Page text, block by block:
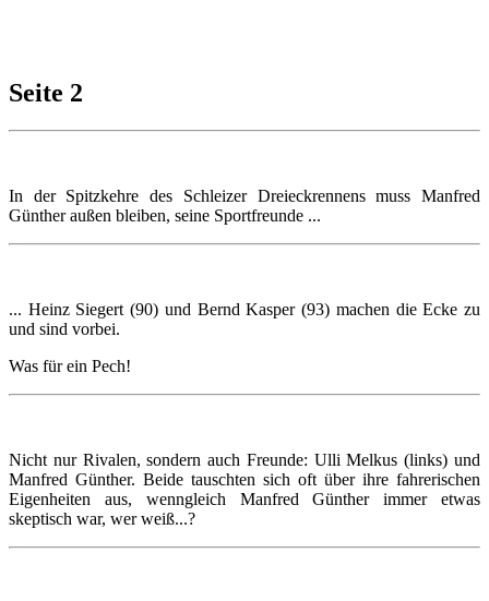
Seite 2
In der Spitzkehre des Schleizer Dreieckrennens muss Manfred
Günther außen bleiben, seine Sportfreunde ...
... Heinz Siegert (90) und Bernd Kasper (93) machen die Ecke zu
und sind vorbei.
Was für ein Pech!
Nicht nur Rivalen, sondern auch Freunde: Ulli Melkus (links) und
Manfred Günther. Beide tauschten sich oft über ihre fahrerischen
Eigenheiten aus, wenngleich Manfred Günther immer etwas
skeptisch war, wer weiß...?